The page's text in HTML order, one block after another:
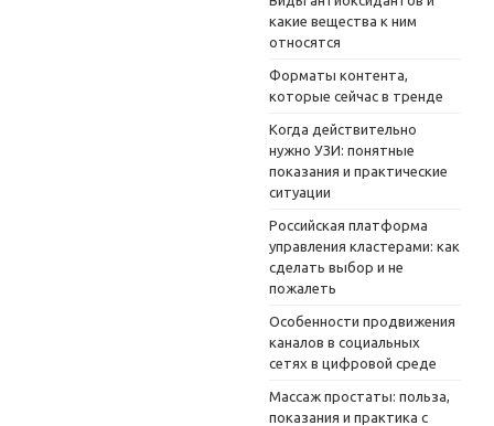
какие вещества к ним
относятся
Форматы контента,
которые сейчас в тренде
Когда действительно
нужно УЗИ: понятные
показания и практические
ситуации
Российская платформа
управления кластерами: как
сделать выбор и не
пожалеть
Особенности продвижения
каналов в социальных
сетях в цифровой среде
Массаж простаты: польза,
показания и практика с